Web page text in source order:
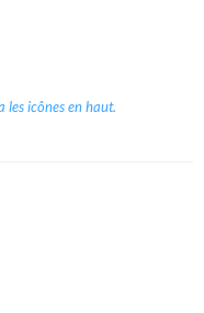
les icônes en haut.